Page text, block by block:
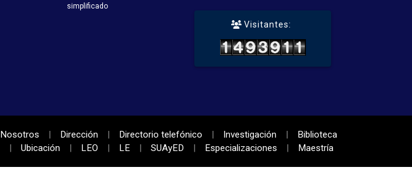
simplificado
Visitantes:
Nosotros Dirección Directorio telefónico Investigación
Biblioteca
Ubicación
LEO LE SUAyED Especializaciones Maestría